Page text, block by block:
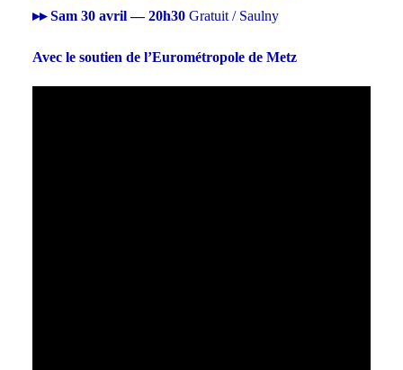
▸▸ Sam 30 avril — 20h30 Gratuit / Saulny
Avec le soutien de l’Eurométropole de Metz